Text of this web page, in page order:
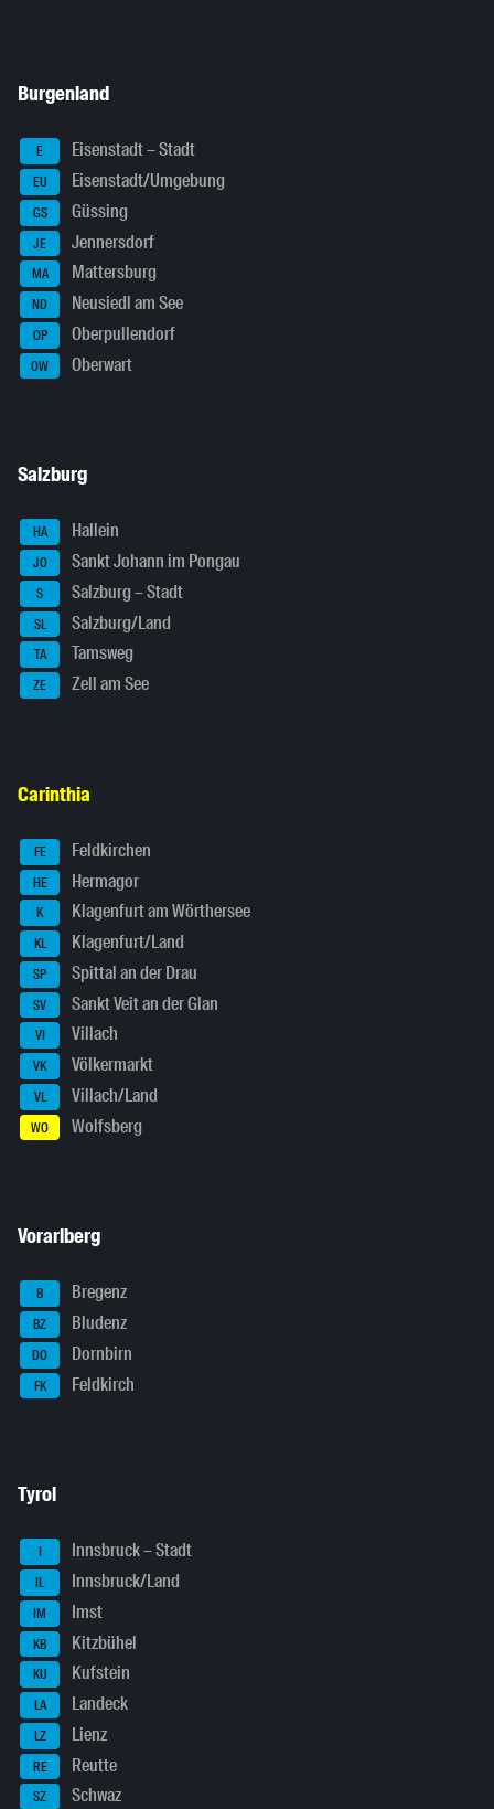
Burgenland
E Eisenstadt – Stadt
EU Eisenstadt/Umgebung
GS Güssing
JE Jennersdorf
MA Mattersburg
ND Neusiedl am See
OP Oberpullendorf
OW Oberwart
Salzburg
HA Hallein
JO Sankt Johann im Pongau
S Salzburg – Stadt
SL Salzburg/Land
TA Tamsweg
ZE Zell am See
Carinthia
FE Feldkirchen
HE Hermagor
K Klagenfurt am Wörthersee
KL Klagenfurt/Land
SP Spittal an der Drau
SV Sankt Veit an der Glan
VI Villach
VK Völkermarkt
VL Villach/Land
WO Wolfsberg
Vorarlberg
B Bregenz
BZ Bludenz
DO Dornbirn
FK Feldkirch
Tyrol
I Innsbruck – Stadt
IL Innsbruck/Land
IM Imst
KB Kitzbühel
KU Kufstein
LA Landeck
LZ Lienz
RE Reutte
SZ Schwaz